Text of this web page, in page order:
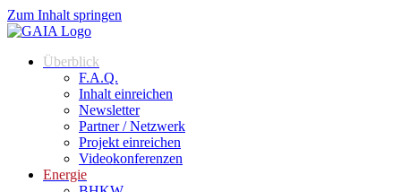
Zum Inhalt springen
Überblick
F.A.Q.
Inhalt einreichen
Newsletter
Partner / Netzwerk
Projekt einreichen
Videokonferenzen
Energie